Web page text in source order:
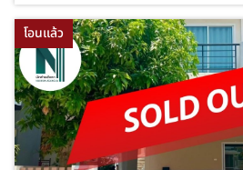
โอนแล้ว